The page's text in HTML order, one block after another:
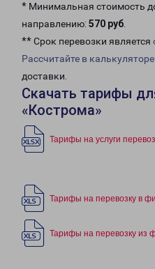
* Минимальная стоимость
направлению: 570 руб.
** Срок перевозки является
Рассчитайте в калькуляторе
доставки.
Скачать тарифы
«Кострома»
Тарифы на услуги
Тарифы на перевозку в
Тарифы на перевозку из